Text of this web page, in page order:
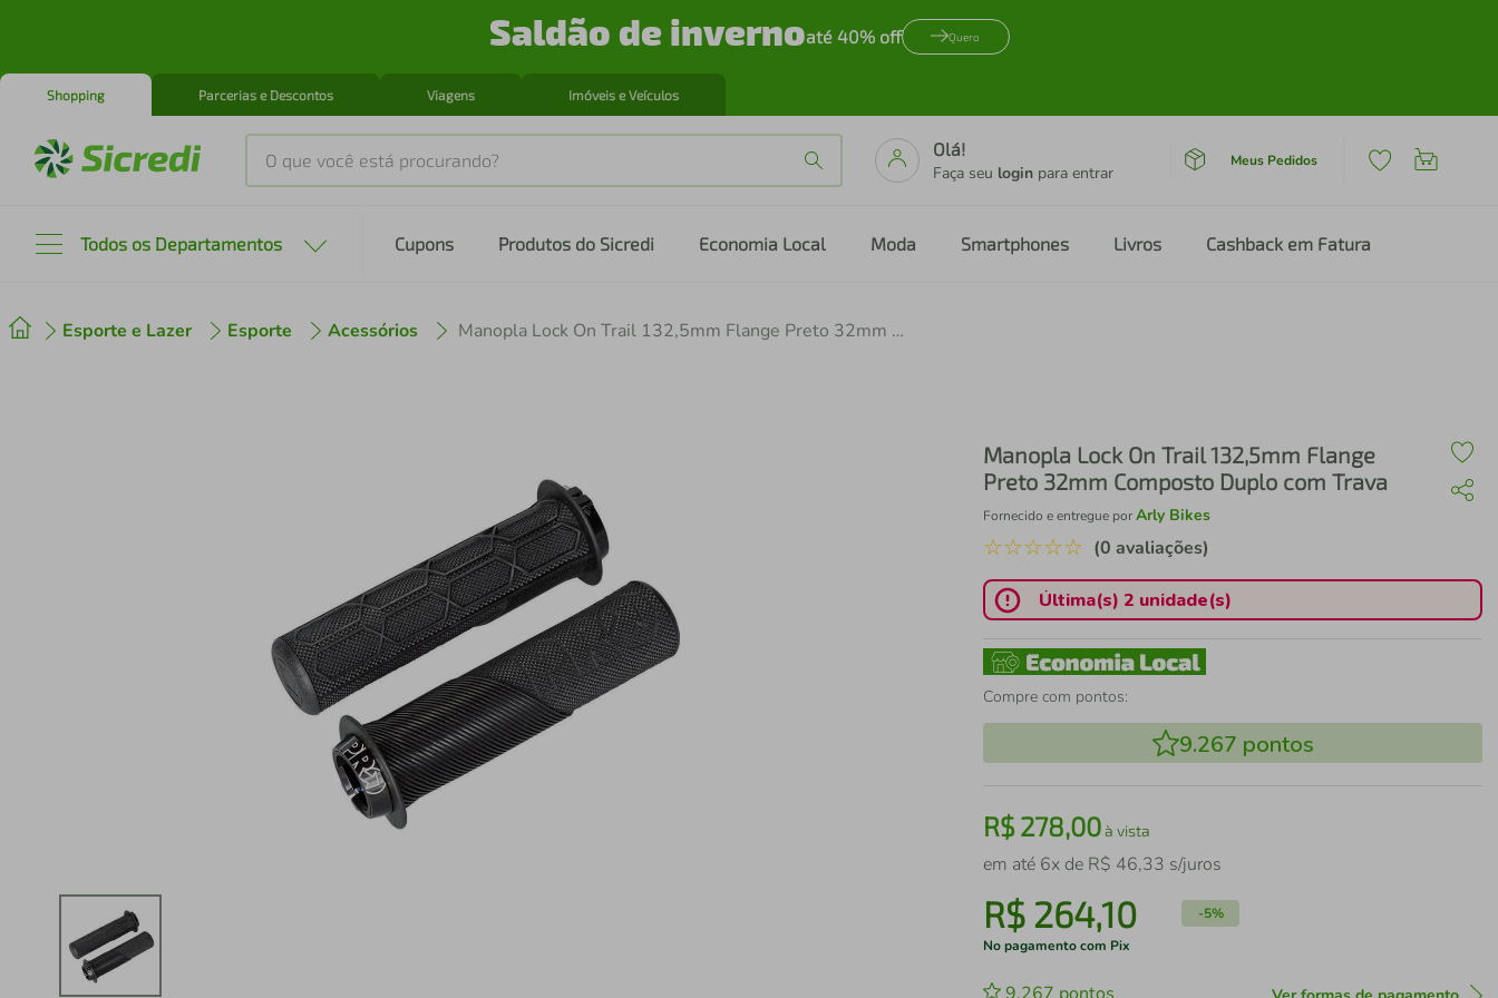
Saldão de invernoaté 40% off Quero
Shopping Parcerias e Descontos Viagens Imóveis e Veículos
O que você está procurando?
Olá!
Faça seu login para entrar
Meus Pedidos
Todos os Departamentos Cupons Produtos do Sicredi Economia Local Moda Smartphones Livros Cashback em Fatura
Esporte e Lazer Esporte Acessórios Manopla Lock On Trail 132,5mm Flange Preto 32mm Composto Duplo com Trava
Manopla Lock On Trail 132,5mm Flange
Preto 32mm Composto Duplo com Trava
Fornecido e entregue porArly Bikes
☆☆☆☆☆ (0 avaliações)
Última(s) 2 unidade(s)
Compre com pontos:
9.267 pontos
R$278,00à vista
em até 6x de R$ 46,33 s/juros
R$ 264,10 -5%
No pagamento com Pix
2 º cafeteira